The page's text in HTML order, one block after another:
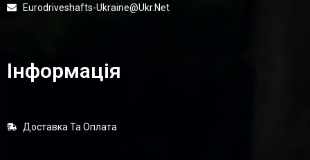
Eurodriveshafts-Ukraine@ukr.net
Інформація
Доставка Та Оплата